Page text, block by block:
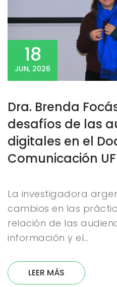
18
JUN, 2026
Dra. Brenda
desafíos de las
digitales en el
Comunicación
La investigadora
cambios en las
relación de las
información y el…
LEER MÁS